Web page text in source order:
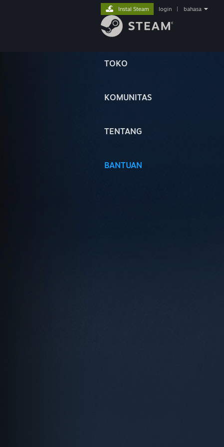
TOKO
KOMUNITAS
TENTANG
BANTUAN
Instal Steam login bahasa